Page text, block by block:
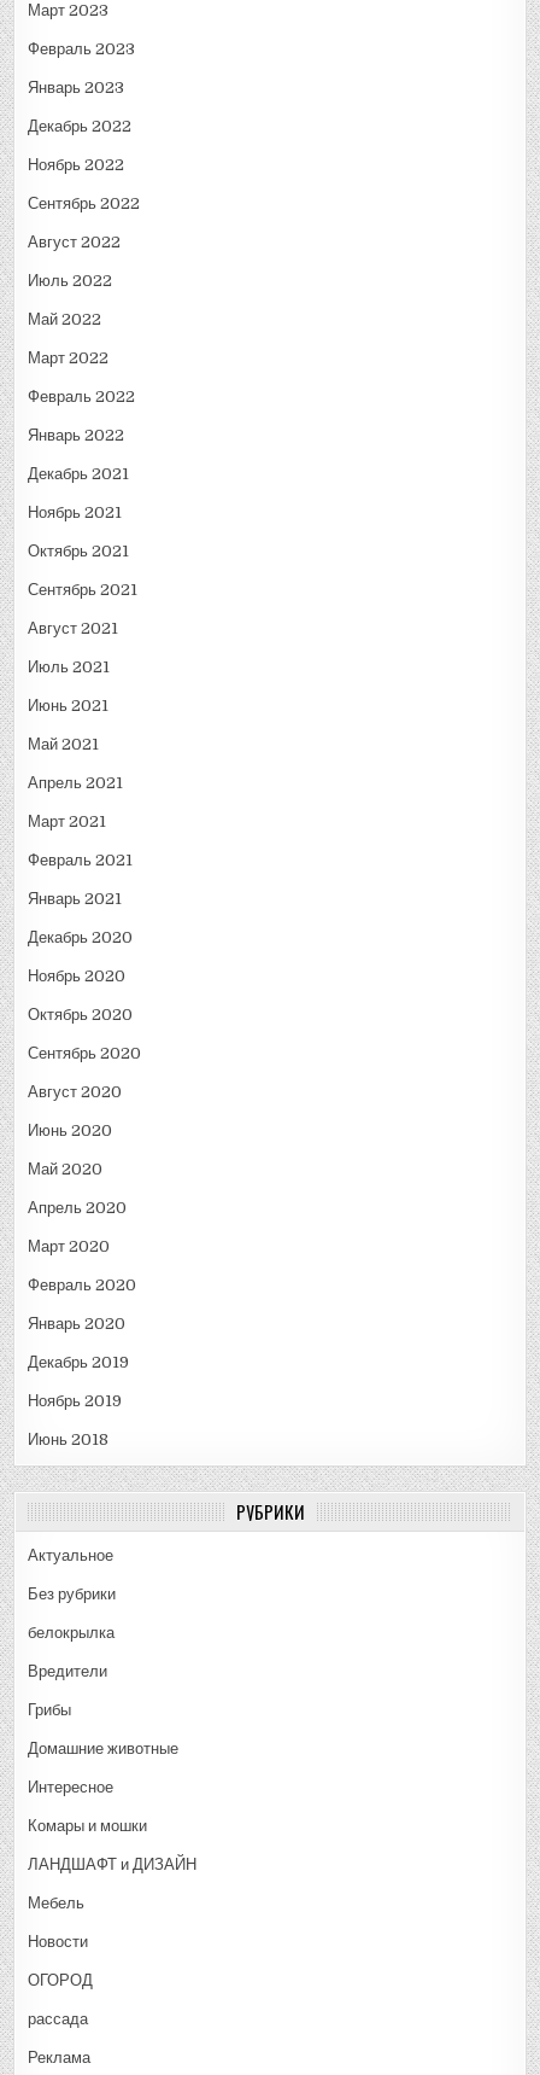
Март 2023
Февраль 2023
Январь 2023
Декабрь 2022
Ноябрь 2022
Сентябрь 2022
Август 2022
Июль 2022
Май 2022
Март 2022
Февраль 2022
Январь 2022
Декабрь 2021
Ноябрь 2021
Октябрь 2021
Сентябрь 2021
Август 2021
Июль 2021
Июнь 2021
Май 2021
Апрель 2021
Март 2021
Февраль 2021
Январь 2021
Декабрь 2020
Ноябрь 2020
Октябрь 2020
Сентябрь 2020
Август 2020
Июнь 2020
Май 2020
Апрель 2020
Март 2020
Февраль 2020
Январь 2020
Декабрь 2019
Ноябрь 2019
Июнь 2018
РУБРИКИ
Актуальное
Без рубрики
белокрылка
Вредители
Грибы
Домашние животные
Интересное
Комары и мошки
ЛАНДШАФТ и ДИЗАЙН
Мебель
Новости
ОГОРОД
рассада
Реклама